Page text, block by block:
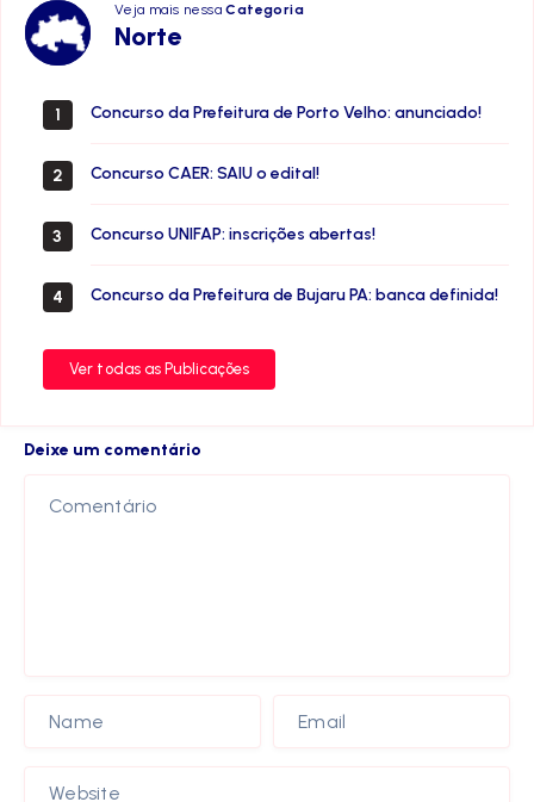
Veja mais nessaCategoria
Norte
Norte
1 Concurso da Prefeitura de Porto Velho: anunciado!
2 Concurso CAER: SAIU o edital!
3 Concurso UNIFAP: inscrições abertas!
4 Concurso da Prefeitura de Bujaru PA: banca definida!
Ver todas as Publicações
Deixe um comentário